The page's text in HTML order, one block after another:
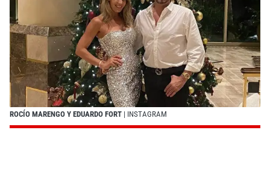
ROCÍO MARENGO Y EDUARDO FORT | INSTAGRAM